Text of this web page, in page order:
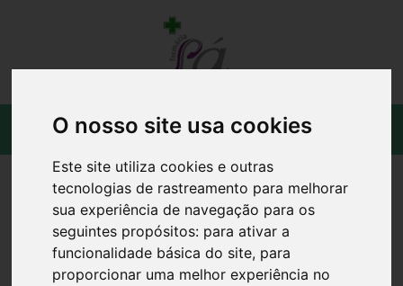
O nosso site usa cookies
Este site utiliza cookies e outras
tecnologias de rastreamento para melhorar
sua experiência de navegação para os
seguintes propósitos: para ativar a
funcionalidade básica do site, para
proporcionar uma melhor experiência no